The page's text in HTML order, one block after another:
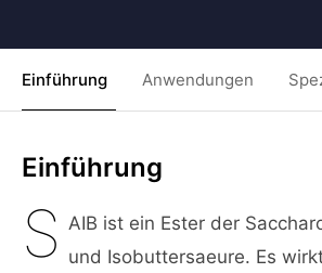
Einführung Anwendungen
Einführung
S AIB ist ein Ester der
und Isobuttersaeure. Es